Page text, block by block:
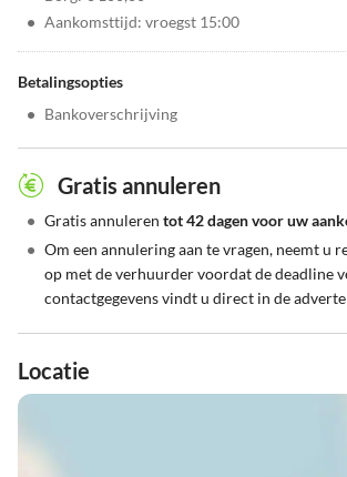
• Aankomsttijd: vroegst 15:00
Betalingsopties
• Bankoverschrijving
Gratis annuleren
• Gratis annuleren tot 42 dagen voor uw
• Om een annulering aan te vragen, neemt u
op met de verhuurder voordat de deadline
contactgegevens vindt u direct in de
Locatie